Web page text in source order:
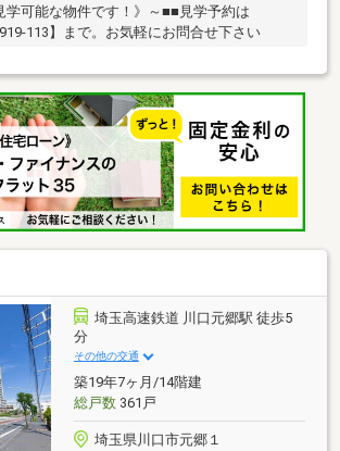
学可能な物件です！》～■■見学予約は
919-113】まで。お気軽にお問合せ下さい
埼玉高速鉄道 川口元郷駅 徒歩5
分
その他の交通
築19年7ヶ月/14階建
総戸数361戸
埼玉県川口市元郷１